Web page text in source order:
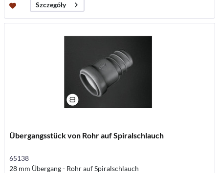
Szczegóły
Übergangsstück von Rohr auf Spiralschlauch
65138
28 mm Übergang - Rohr auf Spiralschlauch